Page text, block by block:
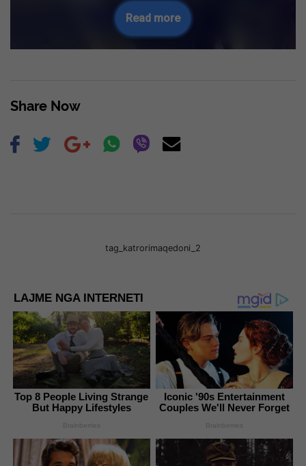
Read more
Share Now
tag_katrorimaqedoni_2
LAJME NGA INTERNETI
Top 8 People Living Strange
But Happy Lifestyles
Brainberries
Iconic '90s Entertainment
Couples We'll Never Forget
Brainberries